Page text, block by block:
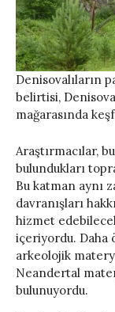
Denisovalıların
belirtisi,
mağarasında
Araştırmacılar,
bulundukları
Bu katman aynı
davranışları
hizmet
içeriyordu. Daha
arkeolojik
Neandertal
bulunuyordu.